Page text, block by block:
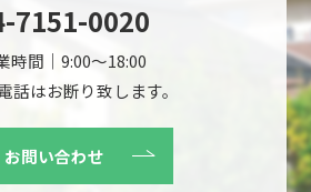
7151-0020
時間｜9:00～18:00
話はお断り致します。
お問い合わせ